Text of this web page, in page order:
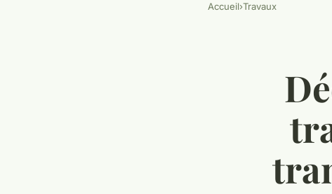
Accueil›Travaux